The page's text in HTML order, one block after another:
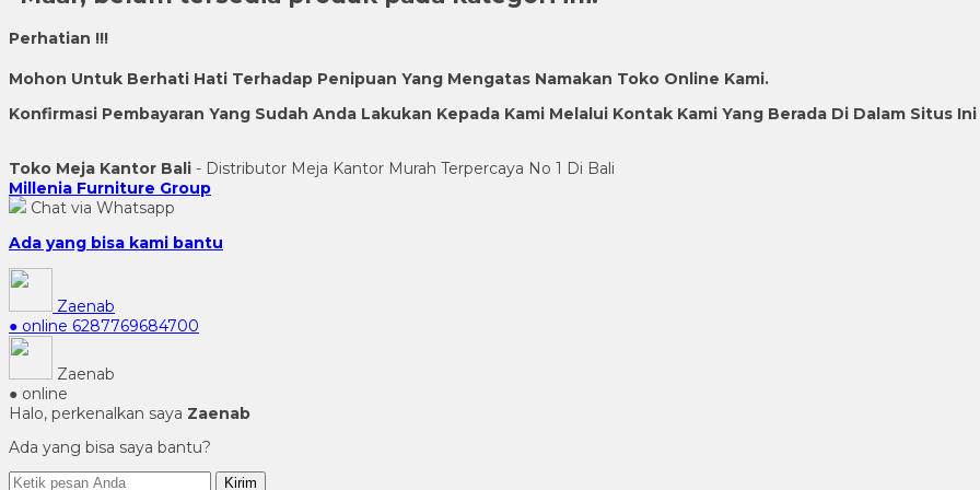
Perhatian !!!
Mohon Untuk Berhati Hati Terhadap Penipuan Yang Mengatas Namakan Toko Online Kami.
Konfirmasi Pembayaran Yang Sudah Anda Lakukan Kepada Kami Melalui Kontak Kami Yang Berada Di Dalam Situs Ini
Toko Meja Kantor Bali - Distributor Meja Kantor Murah Terpercaya No 1 Di Bali
Millenia Furniture Group
Chat via Whatsapp
Ada yang bisa kami bantu
Zaenab
● online 6287769684700
Zaenab
● online
Halo, perkenalkan saya Zaenab
Ada yang bisa saya bantu?
Kirim